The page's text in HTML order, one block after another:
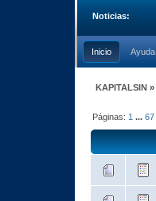
Noticias:
Inicio Ayuda
KAPITALSIN »
Páginas: 1 ...67